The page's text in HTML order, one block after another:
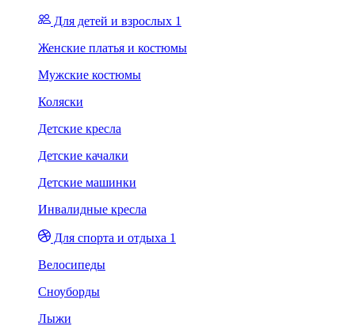
Для детей и взрослых 1
Женские платья и костюмы
Мужские костюмы
Коляски
Детские кресла
Детские качалки
Детские машинки
Инвалидные кресла
Для спорта и отдыха 1
Велосипеды
Сноуборды
Лыжи